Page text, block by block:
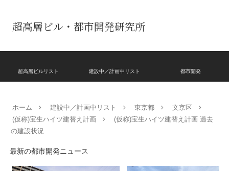
超高層ビル・都市開発研究所
超高層ビルリスト 建設中／計画中リスト 都市開発
ホーム 建設中／計画中リスト 東京都
文京区
(仮称)宝生ハイツ建替え計画
(仮称)宝生ハイツ建替え計画 過去
の建設状況
最新の都市開発ニュース